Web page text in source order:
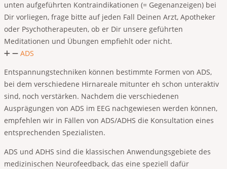
unten aufgeführten Kontraindikationen (= Gegenanzeigen) bei
Dir vorliegen, frage bitte auf jeden Fall Deinen Arzt, Apotheker
oder Psychotherapeuten, ob er Dir unsere geführten
Meditationen und Übungen empfiehlt oder nicht.
ADS
Entspannungstechniken können bestimmte Formen von ADS,
bei dem verschiedene Hirnareale mitunter eh schon unteraktiv
sind, noch verstärken. Nachdem die verschiedenen
Ausprägungen von ADS im EEG nachgewiesen werden können,
empfehlen wir in Fällen von ADS/ADHS die Konsultation eines
entsprechenden Spezialisten.
ADS und ADHS sind die klassischen Anwendungsgebiete des
medizinischen Neurofeedback, das eine speziell dafür